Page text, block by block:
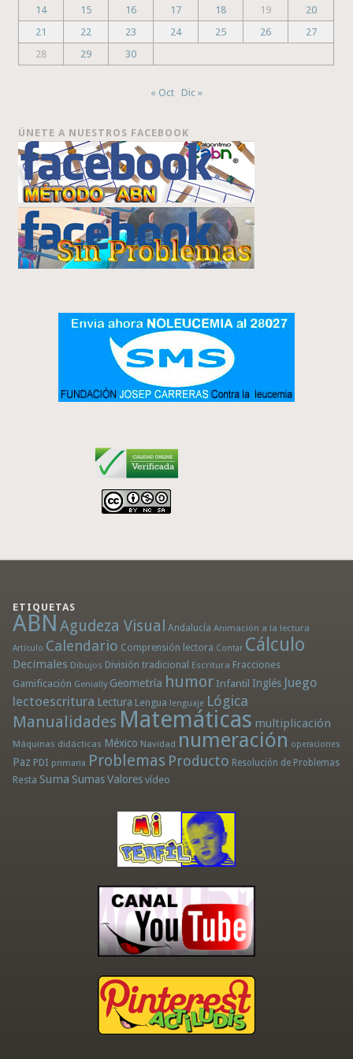
14
15 16 17 18 19
20
21
22 23 24 25 26
27
28
29 30
« Oct Dic »
ÚNETE A NUESTROS FACEBOOK
ETIQUETAS
ABN Agudeza Visual Andalucía Animación a la lectura
Artículo Calendario Comprensión lectora Contar Cálculo
Decimales Dibujos División tradicional Escritura Fracciones
Gamificación Genially Geometría humor Infantil Inglés Juego
lectoescritura Lectura Lengua lenguaje Lógica
Manualidades Matemáticas multiplicación
Máquinas didácticas México Navidad numeración operaciones
Paz PDI primaria Problemas Producto Resolución de Problemas
Resta Suma Sumas Valores vídeo